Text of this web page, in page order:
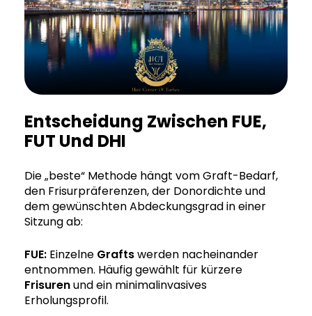
Entscheidung Zwischen FUE,
FUT Und DHI
Die „beste“ Methode hängt vom Graft-Bedarf,
den Frisurpräferenzen, der Donordichte und
dem gewünschten Abdeckungsgrad in einer
Sitzung ab:
FUE: Einzelne Graftswerden nacheinander
entnommen. Häufig gewählt für kürzere
Frisurenund ein minimalinvasives
Erholungsprofil.